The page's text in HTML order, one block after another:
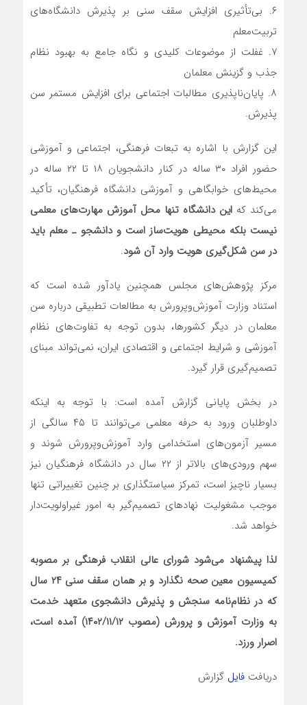
۶. بی‌تأثیری افزایش سقف سنی بر پذیرش دانشگاه‌های
تربیت‌معلم
۷. غفلت از موضوعات کلیدی و نگاه جامع به بهبود نظام
جذب و گزینش معلمان
۸. پایان‌ناپذیری مطالبات اجتماعی برای افزایش مستمر سن
پذیرش.
این گزارش با اشاره به تبعات فرهنگی، اجتماعی و آموزشی
حضور افراد ۳۰ ساله در کنار دانشجویان ۱۸ تا ۲۲ ساله در
محیط‌های خوابگاهی و آموزشی دانشگاه فرهنگیان، تأکید
می‌کند که این دانشگاه تنها محل آموزش مهارت‌های معلمی
نیست بلکه محیطی هویت‌ساز است و دانشجو ـ معلم باید
در سن شکل‌گیری هویت وارد آن شود.
مرکز پژوهش‌های مجلس همچنین یادآور شده است که
استناد وزارت آموزش‌وپرورش به مطالعات تطبیقی درباره سن
معلمان در دیگر کشورها، بدون توجه به تفاوت‌های نظام
آموزشی و شرایط اجتماعی و اقتصادی ایران، نمی‌تواند مبنای
تصمیم‌گیری قرار گیرد.
در بخش پایانی گزارش آمده است: با توجه به اینکه
داوطلبان ورود به حرفه معلمی می‌توانند تا ۴۵ سالگی از
مسیر آزمون‌های استخدامی وارد آموزش‌وپرورش شوند و
سهم ورودی‌های بالاتر از ۲۲ سال در دانشگاه فرهنگیان نیز
بسیار ناچیز است، تمرکز سیاستگذاری بر چنین تغییراتی تنها
موجب مشغولیت نهادهای تصمیم‌گیر به امور غیراولویت‌دار
خواهد شد.
لذا پیشنهاد می‌شود شورای عالی انقلاب فرهنگی بر مصوبه
کمیسیون معین صحه نگذارد و بر همان سقف سنی ۲۴ سال
که در نظام‌نامه سنجش و پذیرش دانشجوی متعهد خدمت
به وزارت آموزش و پرورش (مصوب ۱۴۰۲/۱۱/۱۲) آمده است،
اصرار ورزد.
دریافت فایل گزارش